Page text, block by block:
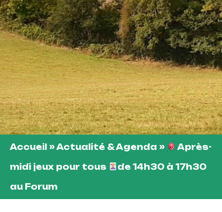
Accueil » Actualité & Agenda »
Après-
midi jeux pour tous
de 14h30 à 17h30
au Forum